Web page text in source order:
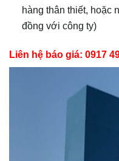
hàng thân thiết, hoặc
đồng với công ty)
Liên hệ báo giá: 0917